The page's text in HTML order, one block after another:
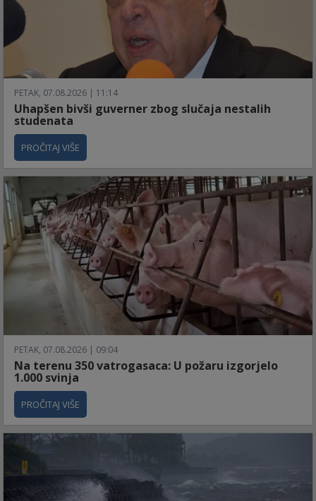
PETAK, 07.08.2026 | 11:14
Uhapšen bivši guverner zbog slučaja nestalih
studenata
PROČITAJ VIŠE
PETAK, 07.08.2026 | 09:04
Na terenu 350 vatrogasaca: U požaru izgorjelo
1.000 svinja
PROČITAJ VIŠE